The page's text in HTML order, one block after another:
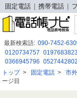
固定電話 携帯電話
最新検索語: 090-7452-
0120734757 0197683823
0366945796 0527442802
0343765736 090 5043
0120175767
トップ> 固定電話 > 市
ージ目